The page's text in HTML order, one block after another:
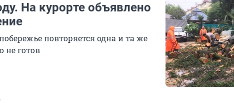
На курорте объявлено
повторяется одна и та же
не готов